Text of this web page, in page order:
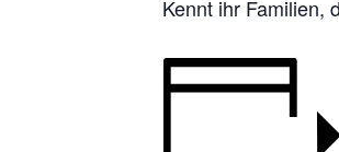
Kennt ihr Familien,